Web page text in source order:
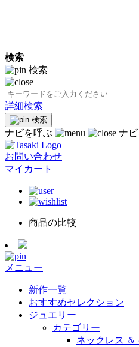
検索
検索
詳細検索
検索
ナビを呼ぶ ナ
お問い合わせ
マイカート
商品の比較
メニュー
新作一覧
おすすめセレクション
ジュエリー
カテゴリー
ネックレス ＆